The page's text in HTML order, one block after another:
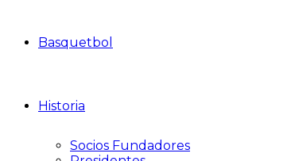
Basquetbol
Historia
Socios Fundadores